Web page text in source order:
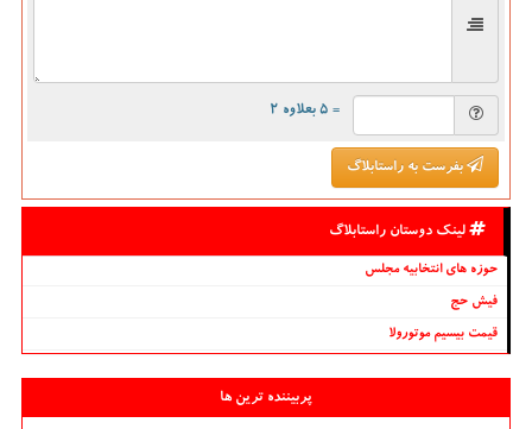
= ۵ بعلاوه ۲
بفرست به راستابلاگ
لینک دوستان راستابلاگ
حوزه های انتخابیه مجلس
فیش حج
قیمت بیسیم موتورولا
پربیننده ترین ها